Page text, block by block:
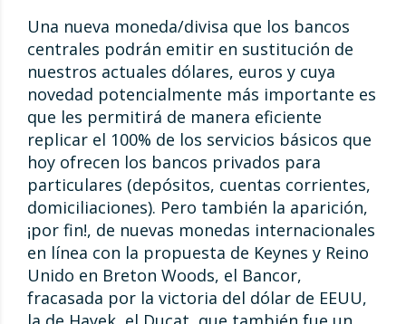
Una nueva moneda/divisa que los bancos
centrales podrán emitir en sustitución de
nuestros actuales dólares, euros y cuya
novedad potencialmente más importante es
que les permitirá de manera eficiente
replicar el 100% de los servicios básicos que
hoy ofrecen los bancos privados para
particulares (depósitos, cuentas corrientes,
domiciliaciones). Pero también la aparición,
¡por fin!, de nuevas monedas internacionales
en línea con la propuesta de Keynes y Reino
Unido en Breton Woods, el Bancor,
fracasada por la victoria del dólar de EEUU,